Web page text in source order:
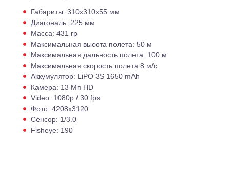
Габариты: 310х310х55 мм
Диагональ: 225 мм
Масса: 431 гр
Максимальная высота полета: 50 м
Максимальная дальность полета: 100 м
Максимальная скорость полета 8 м/с
Аккумулятор: LiPO 3S 1650 mAh
Камера: 13 Мп HD
Video: 1080p / 30 fps
Фото: 4208х3120
Сенсор: 1/3.0
Fisheye: 190